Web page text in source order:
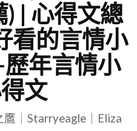
| 心得文總
看的言情小
年言情小
文
鷹｜Starryeagle｜Eliza